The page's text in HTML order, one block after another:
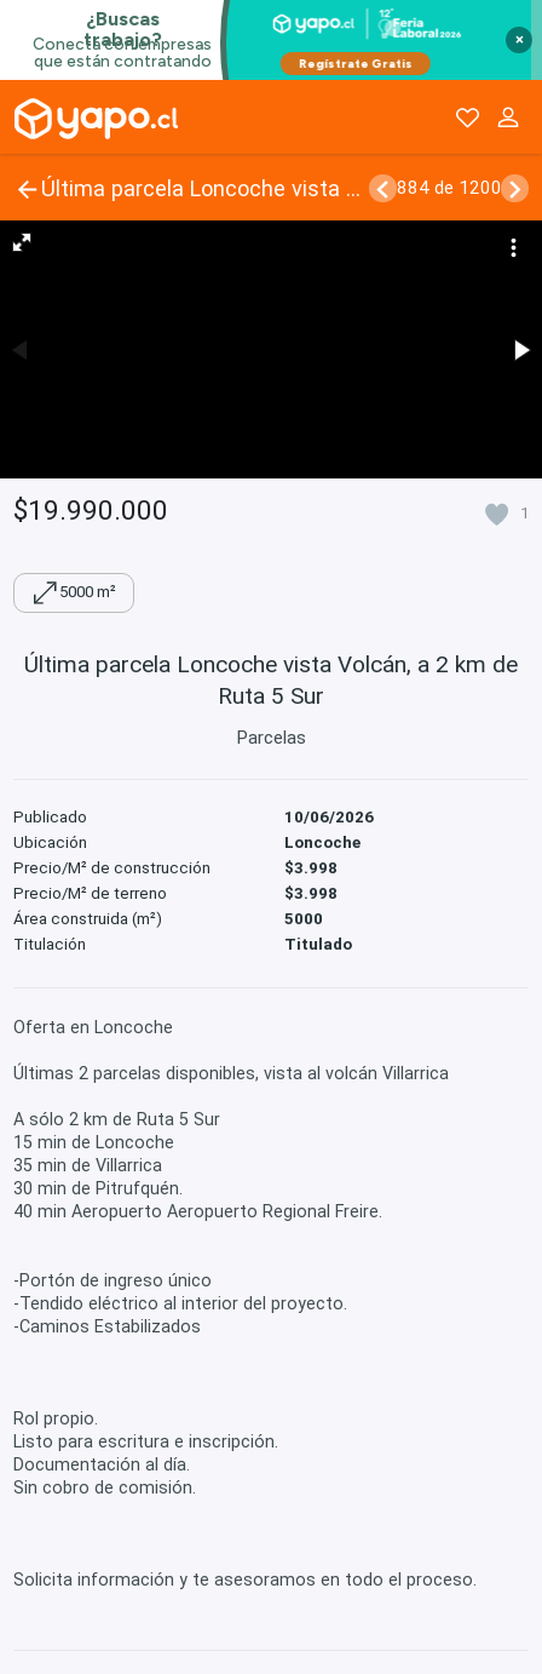
×
Última parcela Loncoche vista Volcán, a 2 km de Ruta 5 Sur 884 de 1200
$19.990.000 1
5000 m²
Última parcela Loncoche vista Volcán, a 2 km de
Ruta 5 Sur
Parcelas
Publicado
10/06/2026
Ubicación
Loncoche
Precio/M² de construcción
$3.998
Precio/M² de terreno
$3.998
Área construida (m²)
5000
Titulación
Titulado
Oferta en Loncoche
Últimas 2 parcelas disponibles, vista al volcán Villarrica
A sólo 2 km de Ruta 5 Sur
15 min de Loncoche
35 min de Villarrica
30 min de Pitrufquén.
40 min Aeropuerto Aeropuerto Regional Freire.
-Portón de ingreso único
-Tendido eléctrico al interior del proyecto.
-Caminos Estabilizados
Rol propio.
Listo para escritura e inscripción.
Documentación al día.
Sin cobro de comisión.
Solicita información y te asesoramos en todo el proceso.